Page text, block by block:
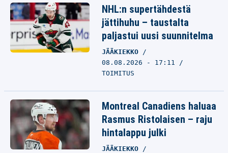
NHL:n supertähdestä
jättihuhu – taustalta
paljastui uusi suunnitelma
JÄÄKIEKKO
08.08.2026 - 17:11
TOIMITUS
Montreal Canadiens haluaa
Rasmus Ristolaisen – raju
hintalappu julki
JÄÄKIEKKO